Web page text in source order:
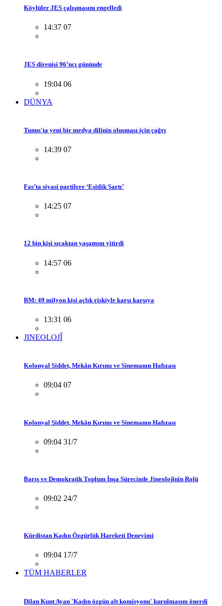
Köylüler JES çalışmasını engelledi
14:37 07
JES direnişi 96’ncı gününde
19:04 06
DÜNYA
Tunus'ta yeni bir medya dilinin oluşması için çağrı
14:39 07
Fas’ta siyasi partilere ‘Eşitlik Şartı’
14:25 07
12 bin kişi sıcaktan yaşamını yitirdi
14:57 06
BM: 49 milyon kişi açlık riskiyle karşı karşıya
13:31 06
JINEOLOJÎ
Kolonyal Şiddet, Mekân Kırımı ve Sinemanın Hafızası
09:04 07
Kolonyal Şiddet, Mekân Kırımı ve Sinemanın Hafızası
09:04 31/7
Barış ve Demokratik Toplum İnşa Sürecinde Jineolojînin Rolü
09:02 24/7
Kürdistan Kadın Özgürlük Hareketi Deneyimi
09:04 17/7
TÜM HABERLER
Dilan Kunt Ayan 'Kadın özgün alt komisyonu' kurulmasını önerdi